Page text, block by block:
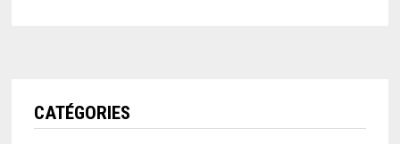
CATÉGORIES